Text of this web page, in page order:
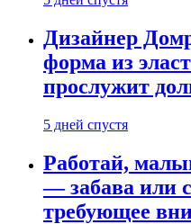
Дизайнер
форма из
прослужит
5 дней спустя
Работай,
— забава или
требующее